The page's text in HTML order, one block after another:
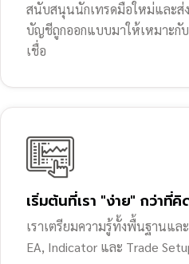
สนับสนุนนักเทรดมือใหม่และส่
บัญชีถูกออกแบบมาให้เหมาะกั
เชื่อ
เริ่มต้นที่เรา "ง่าย" กว่าที่คิ
เราเตรียมความรู้ทั้งพื้นฐานแ
EA, Indicator และ Trade